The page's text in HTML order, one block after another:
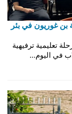
بن غوريون في بئر
تعليمية ترفيهية